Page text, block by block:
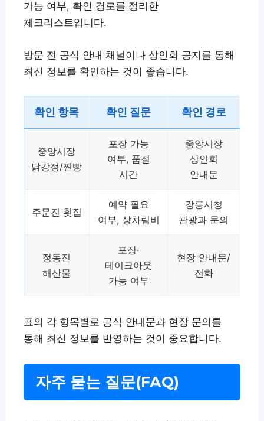
가능 여부, 확인 경로를 정리한
체크리스트입니다.
방문 전 공식 안내 채널이나 상인회 공지를 통해
최신 정보를 확인하는 것이 좋습니다.
확인 항목 확인 질문 확인 경로
중앙시장
닭강정/찐빵
포장 가능
여부, 품절
시간
중앙시장
상인회
안내문
주문진 횟집
예약 필요
여부, 상차림비
강릉시청
관광과 문의
정동진
해산물
포장·
테이크아웃
가능 여부
현장 안내문/
전화
표의 각 항목별로 공식 안내문과 현장 문의를
통해 최신 정보를 반영하는 것이 중요합니다.
자주 묻는 질문(FAQ)